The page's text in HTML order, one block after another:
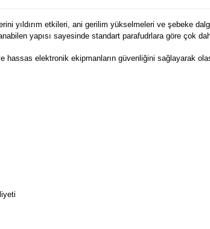
yıldırım etkileri, ani gerilim yükselmeleri ve şebeke
yapısı sayesinde standart parafudrlara göre çok
elektronik ekipmanların güvenliğini sağlayarak